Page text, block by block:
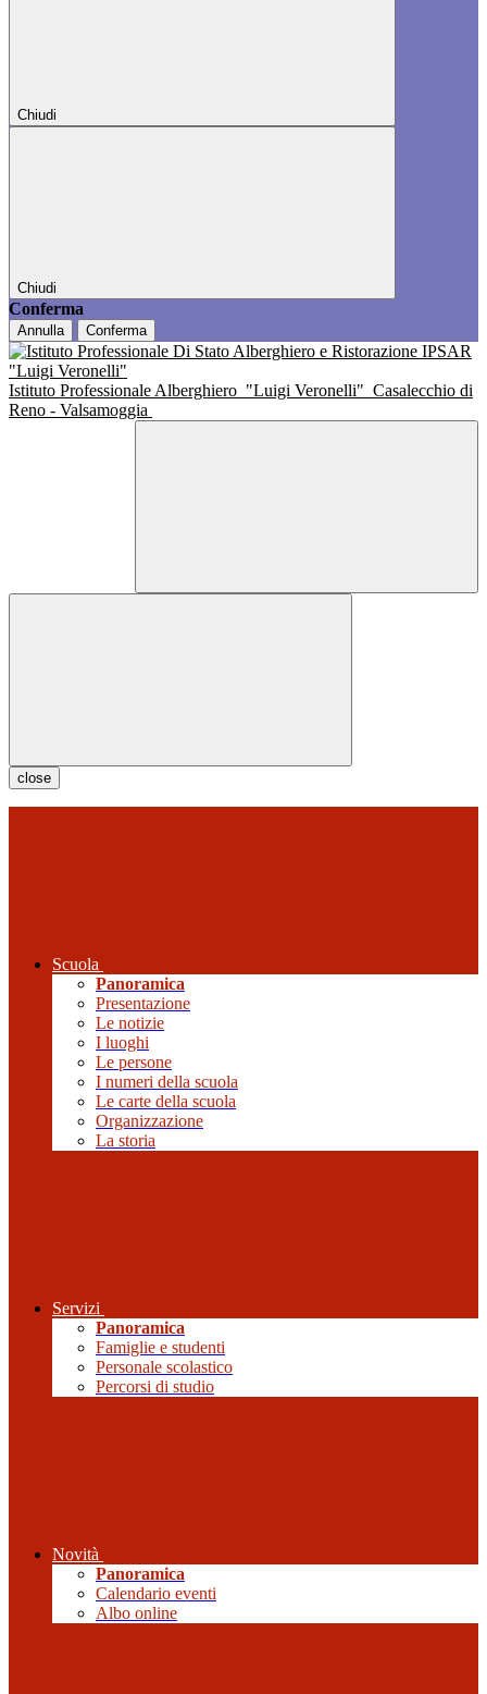
Chiudi
Chiudi
Conferma
Annulla Conferma
Istituto Professionale Alberghiero "Luigi Veronelli" Casalecchio di
Reno - Valsamoggia
close
Scuola
Panoramica
Presentazione
Le notizie
I luoghi
Le persone
I numeri della scuola
Le carte della scuola
Organizzazione
La storia
Servizi
Panoramica
Famiglie e studenti
Personale scolastico
Percorsi di studio
Novità
Panoramica
Calendario eventi
Albo online